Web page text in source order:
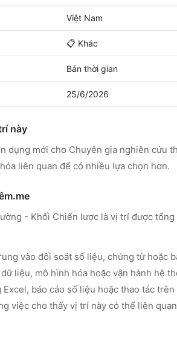
Việt Nam
📋 Khác
Bán thời gian
25/6/2026
này
dụng mới cho Chuyên gia nghiên cứu
liên quan để có nhiều lựa chọn hơn.
- Khối Chiến lược là vị trí được
vào đối soát số liệu, chứng từ hoặc
liệu, mô hình hóa hoặc vận hành hệ
báo cáo số liệu hoặc thao tác
việc cho thấy vị trí này có thể liên